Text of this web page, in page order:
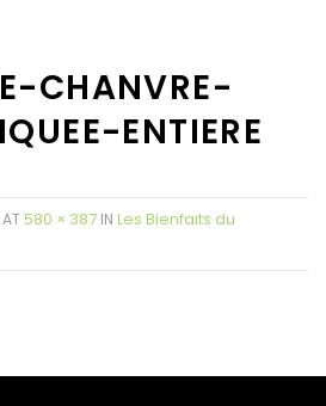
CHANVRE-
ENTIERE
AT580 × 387 IN Les Bienfaits du